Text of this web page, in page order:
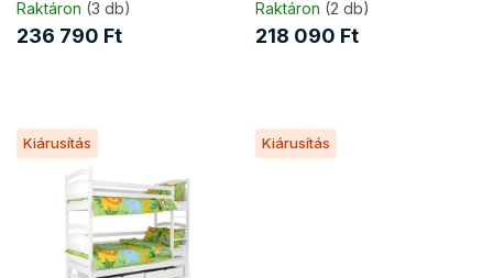
t
á
Raktáron (3 db)
236 790 Ft
Raktáron (2 db)
218 090 Ft
Kiárusítás Kiárusítás